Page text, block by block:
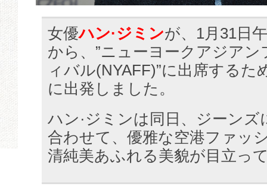
女優ハン·ジミンが、1月31日
から、”ニューヨークアジア
ィバル(NYAFF)”に出席するた
に出発しました。
ハン·ジミンは同日、ジーン
合わせて、優雅な空港ファッ
清純美あふれる美貌が目立っ